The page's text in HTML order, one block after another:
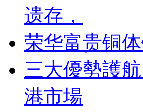
遗存，
荣华富贵铜
三大優勢護
港市場